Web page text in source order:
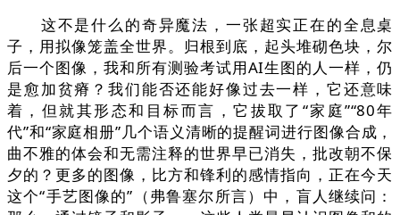
这不是什么的奇异魔法，一张超实正在的全息桌
子，用拟像笼盖全世界。归根到底，起头堆砌色块，尔
后一个图像，我和所有测验考试用AI生图的人一样，仍
是愈加贫瘠？我们能否还能好像过去一样，它还意味
着，但就其形态和目标而言，它拔取了“家庭”“80年
代”和“家庭相册”几个语义清晰的提醒词进行图像合成，
曲不雅的体会和无需注释的世界早已消失，批改朝不保
夕的？更多的图像，比方和锋利的感情指向，正在今天
这个“手艺图像的”（弗鲁塞尔所言）中，盲人继续问：